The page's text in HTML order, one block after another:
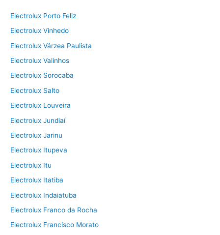
Electrolux Porto Feliz
Electrolux Vinhedo
Electrolux Várzea Paulista
Electrolux Valinhos
Electrolux Sorocaba
Electrolux Salto
Electrolux Louveira
Electrolux Jundiaí
Electrolux Jarinu
Electrolux Itupeva
Electrolux Itu
Electrolux Itatiba
Electrolux Indaiatuba
Electrolux Franco da Rocha
Electrolux Francisco Morato